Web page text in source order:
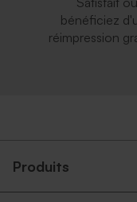
bénéficiez
réimpression
Produits